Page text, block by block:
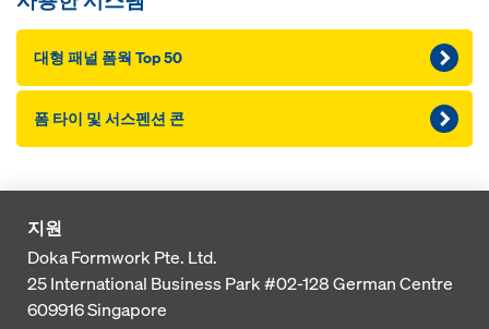
대형 패널 폼웍 Top 50
폼 타이 및 서스펜션 콘
지원
Doka Formwork Pte. Ltd.
25 International Business Park#02-128 German Centre
609916Singapore